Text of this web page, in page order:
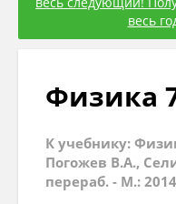
весь
Физика
К учебнику:
Погожев В.А.,
перераб. - М.: